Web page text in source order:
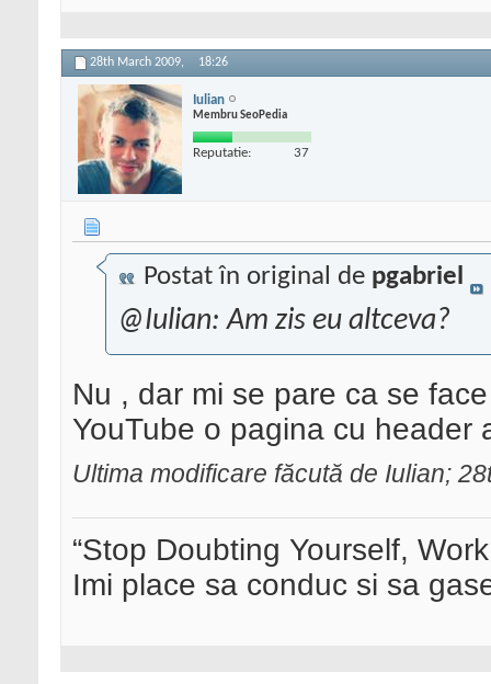
28th March 2009, 18:26
Iulian
Membru SeoPedia
Reputatie: 37
Postat în original de pgabriel
@Iulian: Am zis eu altceva?
Nu , dar mi se pare ca se
YouTube o pagina cu header
Ultima modificare făcută de Iulian;
“Stop Doubting Yourself,
Imi place sa conduc si sa